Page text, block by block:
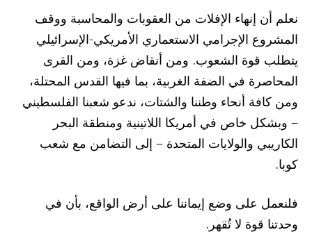
نعلم أن إنهاء الإفلات من العقوبات والمحاسبة ووقف
المشروع الإجرامي الاستعماري الأمريكي-الإسرائيلي
يتطلب قوة الشعوب. ومن أنقاض غزة، ومن القرى
المحاصرة في الضفة الغربية، بما فيها القدس المحتلة،
ومن كافة أنحاء وطننا والشتات، ندعو شعبنا الفلسطيني
– وبشكل خاص في أمريكا اللاتينية ومنطقة البحر
الكاريبي والولايات المتحدة – إلى التضامن مع شعب
كوبا.
فلنعمل على وضع إيماننا على أرض الواقع، بأن في
وحدتنا قوة لا تُقهر.